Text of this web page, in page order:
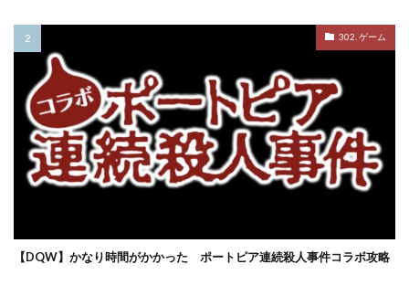
302. ゲーム
【DQW】かなり時間がかかった ポートピア連続殺人事件コラボ攻略